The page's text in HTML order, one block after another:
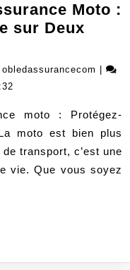
Moto :
sur Deux
obledassurancecom
moto : Protégez-
moto est bien plus
transport, c’est une
vie. Que vous soyez